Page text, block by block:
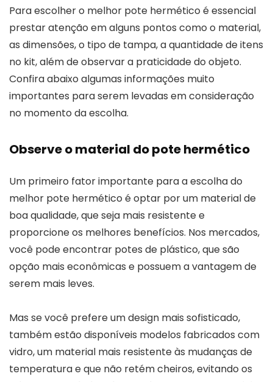
Para escolher o melhor pote hermético é essencial
prestar atenção em alguns pontos como o material,
as dimensões, o tipo de tampa, a quantidade de itens
no kit, além de observar a praticidade do objeto.
Confira abaixo algumas informações muito
importantes para serem levadas em consideração
no momento da escolha.
Observe o material do pote hermético
Um primeiro fator importante para a escolha do
melhor pote hermético é optar por um material de
boa qualidade, que seja mais resistente e
proporcione os melhores benefícios. Nos mercados,
você pode encontrar potes de plástico, que são
opção mais econômicas e possuem a vantagem de
serem mais leves.
Mas se você prefere um design mais sofisticado,
também estão disponíveis modelos fabricados com
vidro, um material mais resistente às mudanças de
temperatura e que não retém cheiros, evitando os